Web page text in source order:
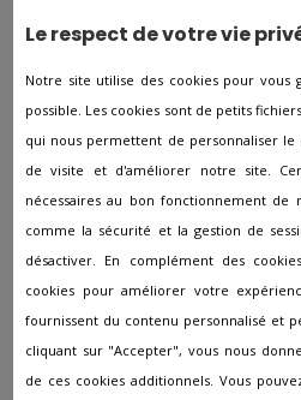
Pompes funèbres à Avon
Pompes funèbres à Beaumont-
Pompes funèbres à Bray-sur-
Pompes funèbres à Brie-
Pompes funèbres à Champs-
Pompes funèbres à Château-
Pompes funèbres à Claye-Souilly
Le respect de votre vie
Notre site utilise des cookies pour vous
possible. Les cookies sont de petits
qui nous permettent de personnaliser le
de visite et d'améliorer notre site.
nécessaires au bon fonctionnement de
comme la sécurité et la gestion de
désactiver. En complément des
cookies pour améliorer votre
fournissent du contenu personnalisé et
cliquant sur "Accepter", vous nous
de ces cookies additionnels. Vous